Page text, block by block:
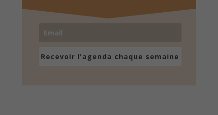
Recevoir l'agenda chaque semaine